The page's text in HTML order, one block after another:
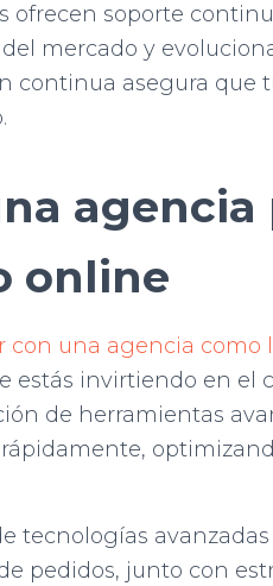
ofrecen soporte
mercado y
continua asegura que
online
con una agencia como
estás invirtiendo en
de herramientas
tecnologías
pedidos, junto con